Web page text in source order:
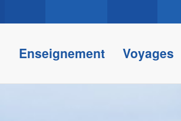
Enseignement Voyages